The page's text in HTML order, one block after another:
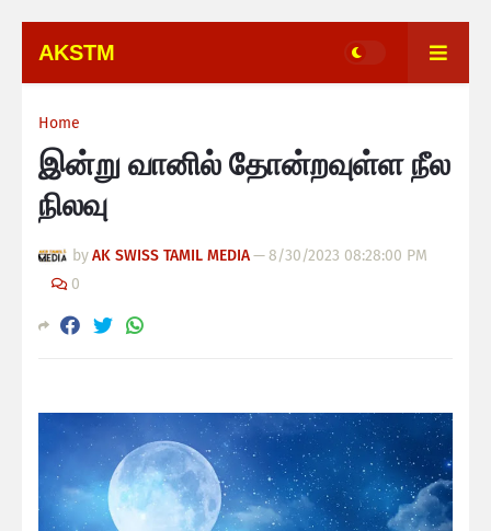
AKSTM
Home
இன்று வானில் தோன்றவுள்ள நீல
நிலவு
byAK SWISS TAMIL MEDIA—8/30/2023 08:28:00 PM
0